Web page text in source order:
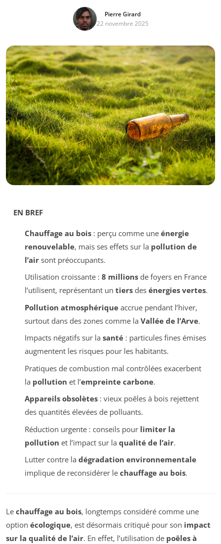
Pierre Girard
22 novembre 2025
EN BREF
Chauffage au bois: perçu comme une énergie
renouvelable, mais ses effets sur la pollution de
l’airsont préoccupants.
Utilisation croissante : 8 millionsde foyers en France
l’utilisent, représentant un tiersdes énergies vertes.
Pollution atmosphériqueaccrue pendant l’hiver,
surtout dans des zones comme la Vallée de l’Arve.
Impacts négatifs sur la santé: particules fines émises
augmentent les risques pour les habitants.
Pratiques de combustion mal contrôlées exacerbent
la pollution et l’empreinte carbone.
Appareils obsolètes: vieux poêles à bois rejettent
des quantités élevées de polluants.
Réduction urgente : conseils pour limiter la
pollution et l’impact sur la qualité de l’air.
Lutter contre la dégradation environnementale
implique de reconsidérer le chauffage au bois.
Le chauffage au bois, longtemps considéré comme une
option écologique, est désormais critiqué pour son impact
sur la qualité de l’air. En effet, l’utilisation de poêles à